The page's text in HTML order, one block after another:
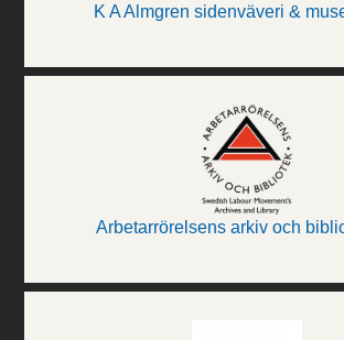
K A Almgren sidenväveri &
Arbetarrörelsens arkiv och